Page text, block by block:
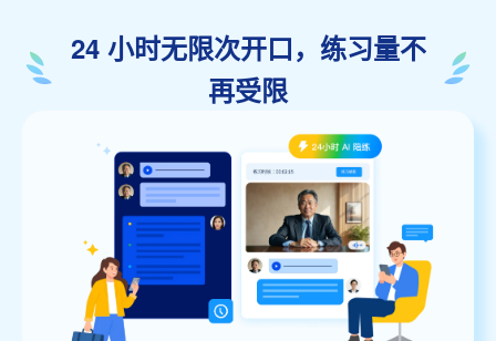
24 小时无限次开口，练习量不
再受限